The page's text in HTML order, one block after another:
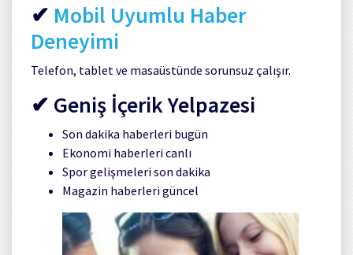
✔ Mobil Uyumlu Haber
Deneyimi
Telefon, tablet ve masaüstünde sorunsuz çalışır.
✔ Geniş İçerik Yelpazesi
Son dakika haberleri bugün
Ekonomi haberleri canlı
Spor gelişmeleri son dakika
Magazin haberleri güncel